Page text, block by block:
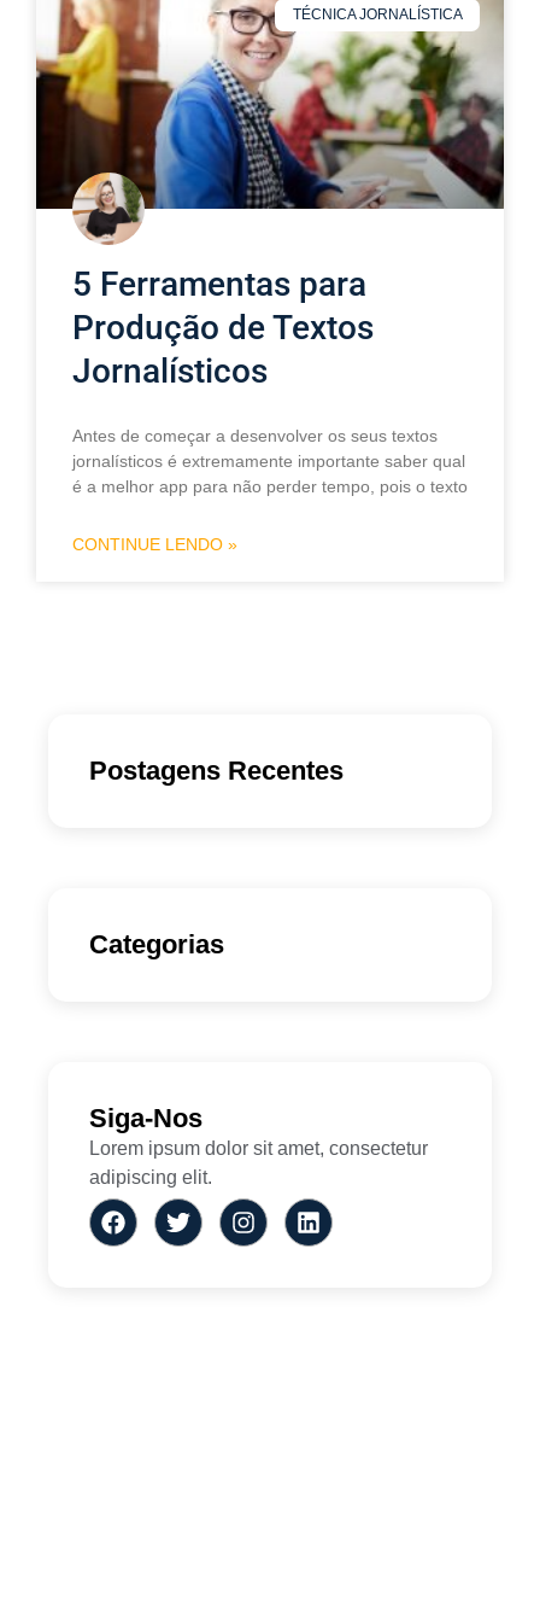
TÉCNICA JORNALÍSTICA
5 Ferramentas para
Produção de Textos
Jornalísticos
Antes de começar a desenvolver os seus textos
jornalísticos é extremamente importante saber qual
é a melhor app para não perder tempo, pois o texto
CONTINUE LENDO »
Postagens Recentes
Categorias
Siga-Nos
Lorem ipsum dolor sit amet, consectetur
adipiscing elit.